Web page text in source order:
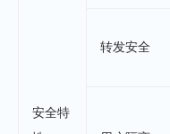
安全特
转发安全